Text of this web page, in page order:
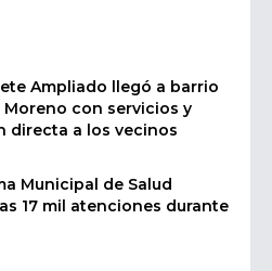
Ampliado llegó a barrio
Moreno con servicios y
directa a los vecinos
Municipal de Salud
17 mil atenciones durante